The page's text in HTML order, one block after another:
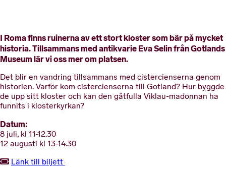
I Roma finns ruinerna av ett stort kloster som bär på mycket
historia. Tillsammans med antikvarie Eva Selin från Gotlands
Museum lär vi oss mer om platsen.
Det blir en vandring tillsammans med cistercienserna genom
historien. Varför kom cistercienserna till Gotland? Hur byggde
de upp sitt kloster och kan den gåtfulla Viklau-madonnan ha
funnits i klosterkyrkan?
Datum:
8 juli, kl 11-12.30
12 augusti kl 13-14.30
Länk till biljett